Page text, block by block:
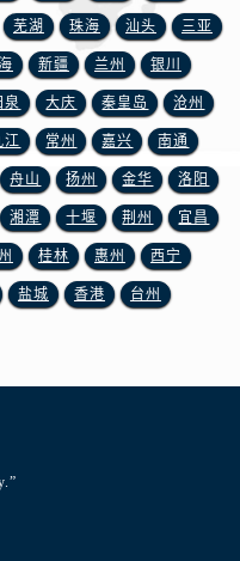
安徽省阜阳市颍州区颍州北路浪琴售后服务中心（需提前预约）
安徽省淮北市相山区淮海路浪琴售后服务中心（需提前预约）
安徽省淮南市田家庵区国庆中路浪琴售后服务中心（需提前预约）
安徽省黄山市屯溪区黄山西路浪琴售后服务中心（需提前预约）
安徽省六安市金安区解放中路浪琴售后服务中心（需提前预约）
安徽省马鞍山市雨山区湖南西路浪琴售后服务中心（需提前预约）
安徽省宿州市埇桥区人民中路浪琴售后服务中心（需提前预约）
安徽省铜陵市铜官区石城大道浪琴售后服务中心（需提前预约）
芜湖 珠海 汕头 三亚
新疆 兰州 银川
泉 大庆 秦皇岛 沧州
江 常州 嘉兴 南通
舟山 扬州 金华 洛阳
湘潭 十堰 荆州 宜昌
桂林 惠州 西宁
盐城 香港 台州